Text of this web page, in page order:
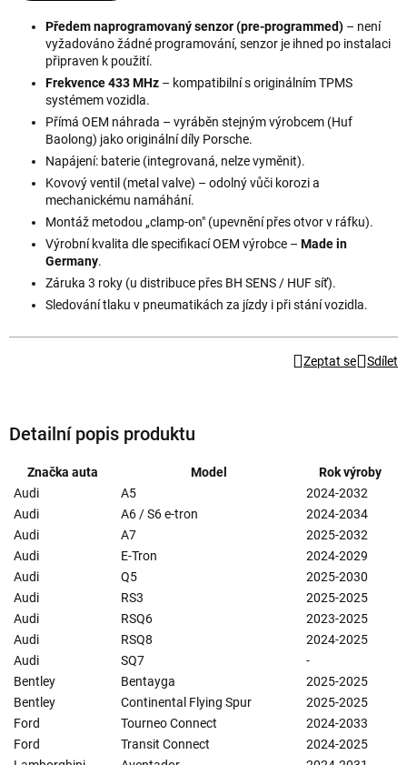
Předem naprogramovaný senzor (pre-programmed) – není
vyžadováno žádné programování, senzor je ihned po instalaci
připraven k použití.
Frekvence 433 MHz – kompatibilní s originálním TPMS
systémem vozidla.
Přímá OEM náhrada – vyráběn stejným výrobcem (Huf
Baolong) jako originální díly Porsche.
Napájení: baterie (integrovaná, nelze vyměnit).
Kovový ventil (metal valve) – odolný vůči korozi a
mechanickému namáhání.
Montáž metodou „clamp-on" (upevnění přes otvor v ráfku).
Výrobní kvalita dle specifikací OEM výrobce – Made in
Germany.
Záruka 3 roky (u distribuce přes BH SENS / HUF síť).
Sledování tlaku v pneumatikách za jízdy i při stání vozidla.
Zeptat se Sdílet
Detailní popis produktu
Značka auta Model
Rok výroby
Audi
A5
2024-2032
Audi
A6 / S6 e-tron
2024-2034
Audi
A7
2025-2032
Audi
E-Tron
2024-2029
Audi
Q5
2025-2030
Audi
RS3
2025-2025
Audi
RSQ6
2023-2025
Audi
RSQ8
2024-2025
Audi
SQ7
-
Bentley
Bentayga
2025-2025
Bentley
Continental Flying Spur
2025-2025
Ford
Tourneo Connect
2024-2033
Ford
Transit Connect
2024-2025